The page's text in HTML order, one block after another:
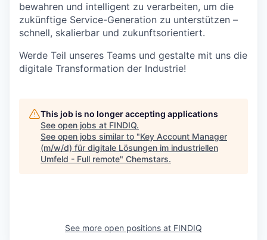
bewahren und intelligent zu verarbeiten, um die
zukünftige Service-Generation zu unterstützen –
schnell, skalierbar und zukunftsorientiert.
Werde Teil unseres Teams und gestalte mit uns die
digitale Transformation der Industrie!
This job is no longer accepting applications
See open jobs at FINDIQ.
See open jobs similar to "Key Account Manager
(m/w/d) für digitale Lösungen im industriellen
Umfeld - Full remote" Chemstars.
See more open positions at FINDIQ